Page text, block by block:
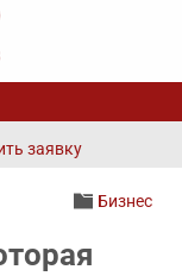
заявку
Бизнес